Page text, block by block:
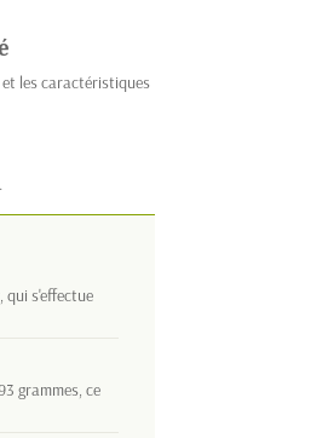
les caractéristiques
qui s'effectue
grammes, ce